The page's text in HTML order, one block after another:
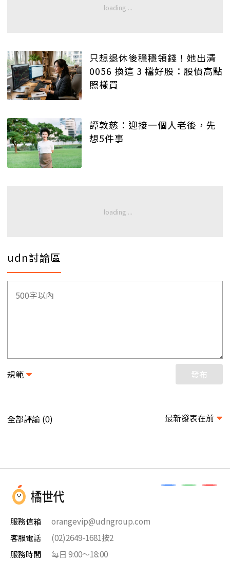
只想退休後穩穩領錢！她出清
0056 換這 3 檔好股：股價高點
照樣買
譚敦慈：迎接一個人老後，先
想5件事
udn討論區
規範 發布
全部評論 (0) 最新發表在前
服務信箱
orangevip@udngroup.com
客服電話
(02)2649-1681按2
服務時間
每日 9:00～18:00